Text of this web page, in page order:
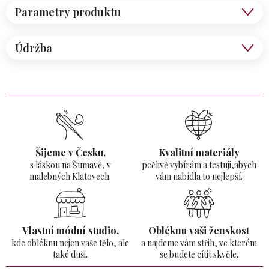
Údržba
Parametry produktu
Šijeme v Česku,
s láskou na Šumavě, v
malebných Klatovech.
Kvalitní materiály
pečlivě vybírám a testuji,abych
vám nabídla to nejlepší.
Vlastní módní studio,
kde obléknu nejen vaše tělo, ale
také duši.
Obléknu vaši ženskost
a najdeme vám střih, ve kterém
se budete cítit skvěle.